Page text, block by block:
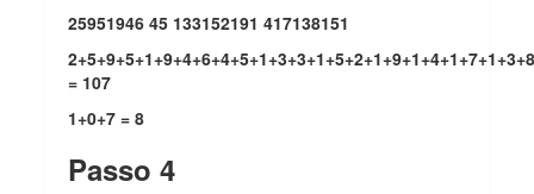
25951946 45 133152191 417138151
= 107
1+0+7 = 8
Passo 4